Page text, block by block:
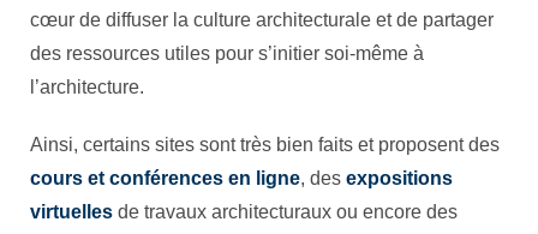
cœur de diffuser la culture architecturale et de partager
des ressources utiles pour s’initier soi-même à
l’architecture.
Ainsi, certains sites sont très bien faits et proposent des
cours et conférences en ligne, des expositions
virtuelles de travaux architecturaux ou encore des